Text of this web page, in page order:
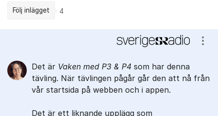
Följ inlägget 4
Det är Vaken med P3 & P4 som har denna
tävling. När tävlingen pågår går den att nå från
vår startsida på webben och i appen.
Det är ett liknande upplägg som